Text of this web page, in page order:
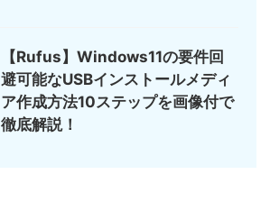
【Rufus】Windows11の要件回
避可能なUSBインストールメディ
ア作成方法10ステップを画像付で
徹底解説！